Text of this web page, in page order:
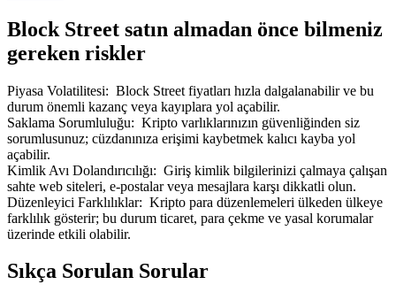
Block Street satın almadan önce bilmeniz
gereken riskler
Piyasa Volatilitesi: Block Street fiyatları hızla dalgalanabilir ve bu
durum önemli kazanç veya kayıplara yol açabilir.
Saklama Sorumluluğu: Kripto varlıklarınızın güvenliğinden siz
sorumlusunuz; cüzdanınıza erişimi kaybetmek kalıcı kayba yol
açabilir.
Kimlik Avı Dolandırıcılığı: Giriş kimlik bilgilerinizi çalmaya çalışan
sahte web siteleri, e-postalar veya mesajlara karşı dikkatli olun.
Düzenleyici Farklılıklar: Kripto para düzenlemeleri ülkeden ülkeye
farklılık gösterir; bu durum ticaret, para çekme ve yasal korumalar
üzerinde etkili olabilir.
Sıkça Sorulan Sorular